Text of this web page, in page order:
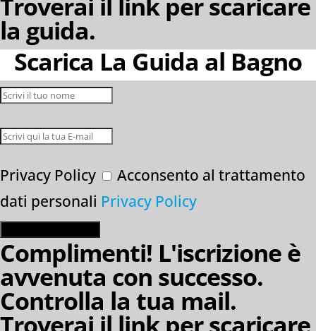
la guida.
Scarica La Guida al Bagno
Privacy Policy
Acconsento al trattamento
dati personali Privacy Policy
Complimenti! L'iscrizione è
avvenuta con successo.
Controlla la tua mail.
Troverai il link per scaricare